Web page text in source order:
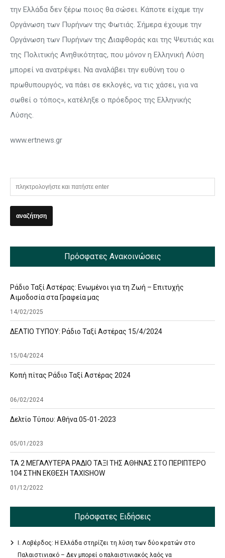
την Ελλάδα δεν ξέρω ποιος θα σώσει. Κάποτε είχαμε την
Οργάνωση των Πυρήνων της Φωτιάς. Σήμερα έχουμε την
Οργάνωση των Πυρήνων της Διαφθοράς και της Ψευτιάς και
της Πολιτικής Ανηθικότητας, που μόνον η Ελληνική Λύση
μπορεί να ανατρέψει. Να αναλάβει την ευθύνη του ο
πρωθυπουργός, να πάει σε εκλογές, να τις χάσει, για να
σωθεί ο τόπος», κατέληξε ο πρόεδρος της Ελληνικής
Λύσης.
www.ertnews.gr
Πρόσφατες Ανακοινώσεις
Ράδιο Ταξί Αστέρας: Ενωμένοι για τη Ζωή – Επιτυχής
Αιμοδοσία στα Γραφεία μας
14/02/2025
ΔΕΛΤΙΟ ΤΥΠΟΥ: Ράδιο Ταξί Αστέρας 15/4/2024
15/04/2024
Κοπή πίτας Ράδιο Ταξί Αστέρας 2024
06/02/2024
Δελτίο Τύπου: Αθήνα 05-01-2023
05/01/2023
ΤΑ 2 ΜΕΓΑΛΥΤΕΡΑ ΡΑΔΙΟ ΤΑΞΙ ΤΗΣ ΑΘΗΝΑΣ ΣΤΟ ΠΕΡΙΠΤΕΡΟ
104 ΣΤΗΝ ΕΚΘΕΣΗ TAXISHOW
01/12/2022
Πρόσφατες Ειδήσεις
Ι. Λοβέρδος: Η Ελλάδα στηρίζει τη λύση των δύο κρατών στο
Παλαιστινιακό – Δεν μπορεί ο παλαιστινιακός λαός να